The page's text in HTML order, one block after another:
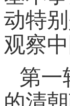
动特
观察
第一